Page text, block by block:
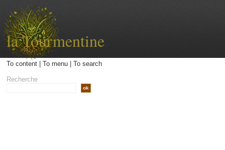
la Tourmentine
To content| To menu| To search
Recherche